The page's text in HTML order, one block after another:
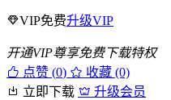
VIP免费升级VIP
开通VIP尊享免费下载特权
点赞 (0)
收藏 (0)
立即下载
升级会员